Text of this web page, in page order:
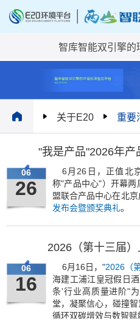
智库智能双引擎的
关于E20 重要
"我是产品"2026年
06
26
6月26日，正值北
称"产品中心"）开幕两
盟联合产品中心在北
发布会暨颁奖典礼。
2026（第十三届
06
16
6月16日，"2026（
海建工浦江皇冠假日
条'行业高质量进阶"
堂，凝聚信心，碰撞智
循环双碳增效与数智